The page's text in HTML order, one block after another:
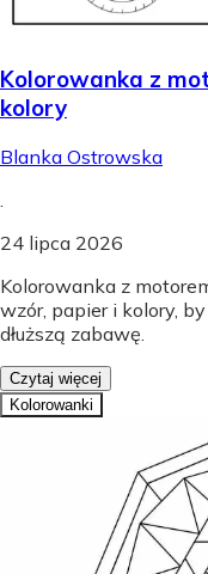
Kolorowanka z
kolory
Blanka Ostrowska
24 lipca 2026
Kolorowanka z
wzór, papier i kolory,
dłuższą zabawę.
Czytaj więcej
Kolorowanki